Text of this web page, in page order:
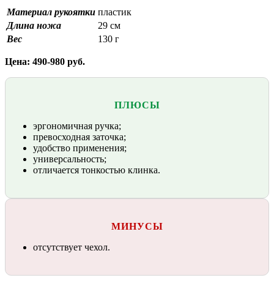
Материал рукоятки пластик
Длина ножа
29 см
Вес
130 г
Цена: 490-980 руб.
ПЛЮСЫ
эргономичная ручка;
превосходная заточка;
удобство применения;
универсальность;
отличается тонкостью клинка.
МИНУСЫ
отсутствует чехол.